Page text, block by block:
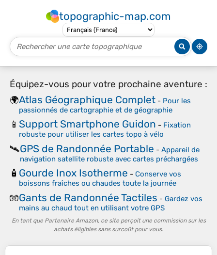
topographic-map.com
Équipez-vous pour votre prochaine aventure :
🌍Atlas Géographique Complet - Pour les
passionnés de cartographie et de géographie
📱 Support Smartphone Guidon - Fixation
robuste pour utiliser les cartes topo à vélo
🛰️GPS de Randonnée Portable - Appareil de
navigation satellite robuste avec cartes préchargées
🧴 Gourde Inox Isotherme - Conserve vos
boissons fraîches ou chaudes toute la journée
🧤Gants de Randonnée Tactiles - Gardez vos
mains au chaud tout en utilisant votre GPS
En tant que Partenaire Amazon, ce site perçoit une commission sur les
achats éligibles sans surcoût pour vous.